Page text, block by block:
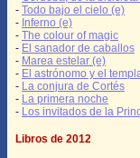
- Todo bajo el cielo (e)
- Inferno (e)
- The colour of magic
- El sanador de caballos
- Marea estelar (e)
- El astrónomo y el
- La conjura de Cortés
- La primera noche
- Los invitados de la
Libros de 2012